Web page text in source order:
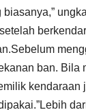
ban.
kendaraan